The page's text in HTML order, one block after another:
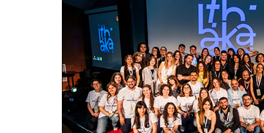
Πανεπιστημίου
Τεύχος